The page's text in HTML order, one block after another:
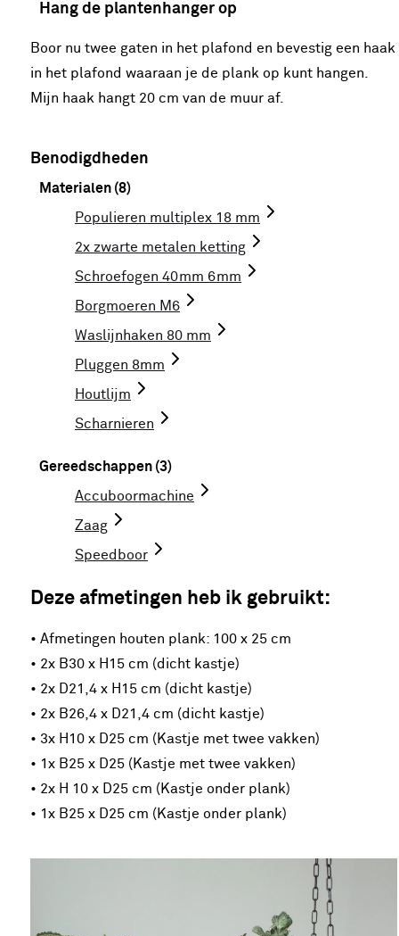
Hang de plantenhanger op
Boor nu twee gaten in het plafond en bevestig een haak
in het plafond waaraan je de plank op kunt hangen.
Mijn haak hangt 20 cm van de muur af.
Benodigdheden
Materialen (8)
Populieren multiplex 18 mm
2x zwarte metalen ketting
Schroefogen 40mm 6mm
Borgmoeren M6
Waslijnhaken 80 mm
Pluggen 8mm
Houtlijm
Scharnieren
Gereedschappen (3)
Accuboormachine
Zaag
Speedboor
Deze afmetingen heb ik gebruikt:
• Afmetingen houten plank: 100 x 25 cm
• 2x B30 x H15 cm (dicht kastje)
• 2x D21,4 x H15 cm (dicht kastje)
• 2x B26,4 x D21,4 cm (dicht kastje)
• 3x H10 x D25 cm (Kastje met twee vakken)
• 1x B25 x D25 (Kastje met twee vakken)
• 2x H 10 x D25 cm (Kastje onder plank)
• 1x B25 x D25 cm (Kastje onder plank)